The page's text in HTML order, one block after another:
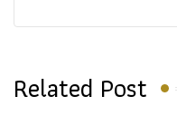
Related Post